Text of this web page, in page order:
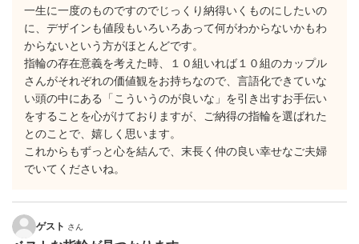
一生に一度のものですのでじっくり納得いくものにしたいの
に、デザインも値段もいろいろあって何がわからないかもわ
からないという方がほとんどです。
指輪の存在意義を考えた時、１０組いれば１０組のカップル
さんがそれぞれの価値観をお持ちなので、言語化できていな
い頭の中にある「こういうのが良いな」を引き出すお手伝い
をすることを心がけておりますが、ご納得の指輪を選ばれた
とのことで、嬉しく思います。
これからもずっと心を結んで、末長く仲の良い幸せなご夫婦
でいてくださいね。
ゲスト さん